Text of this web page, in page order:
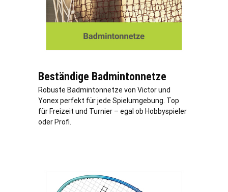
Beständige Badmintonnetze
Robuste Badmintonnetze von Victor und
Yonex perfekt für jede Spielumgebung. Top
für Freizeit und Turnier – egal ob Hobbyspieler
oder Profi.